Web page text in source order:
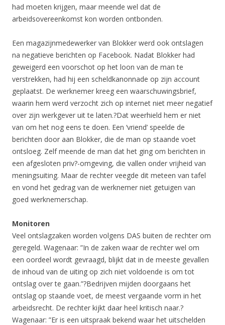
had moeten krijgen, maar meende wel dat de
arbeidsovereenkomst kon worden ontbonden.
Een magazijnmedewerker van Blokker werd ook ontslagen
na negatieve berichten op Facebook. Nadat Blokker had
geweigerd een voorschot op het loon van de man te
verstrekken, had hij een scheldkanonnade op zijn account
geplaatst. De werknemer kreeg een waarschuwingsbrief,
waarin hem werd verzocht zich op internet niet meer negatief
over zijn werkgever uit te laten.?Dat weerhield hem er niet
van om het nog eens te doen. Een ‘vriend’ speelde de
berichten door aan Blokker, die de man op staande voet
ontsloeg. Zelf meende de man dat het ging om berichten in
een afgesloten priv?-omgeving, die vallen onder vrijheid van
meningsuiting. Maar de rechter veegde dit meteen van tafel
en vond het gedrag van de werknemer niet getuigen van
goed werknemerschap.
Monitoren
Veel ontslagzaken worden volgens DAS buiten de rechter om
geregeld. Wagenaar: ”In de zaken waar de rechter wel om
een oordeel wordt gevraagd, blijkt dat in de meeste gevallen
de inhoud van de uiting op zich niet voldoende is om tot
ontslag over te gaan.”?Bedrijven mijden doorgaans het
ontslag op staande voet, de meest vergaande vorm in het
arbeidsrecht. De rechter kijkt daar heel kritisch naar.?
Wagenaar: ”Er is een uitspraak bekend waar het uitschelden